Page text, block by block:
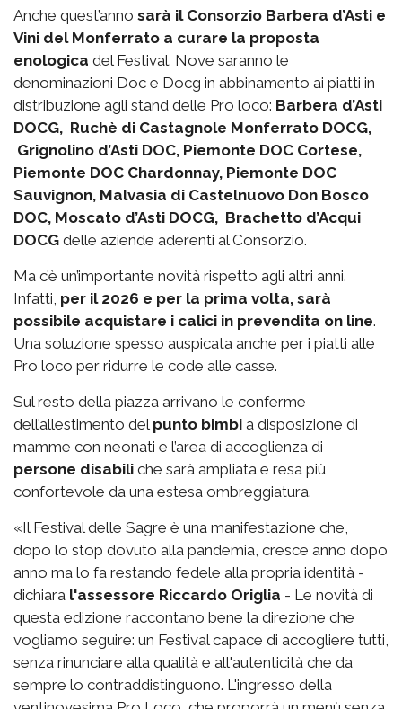
Anche quest’anno sarà il Consorzio Barbera d’Asti e
Vini del Monferrato a curare la proposta
enologica del Festival. Nove saranno le
denominazioni Doc e Docg in abbinamento ai piatti in
distribuzione agli stand delle Pro loco: Barbera d’Asti
DOCG, Ruchè di Castagnole Monferrato DOCG,
Grignolino d’Asti DOC, Piemonte DOC Cortese,
Piemonte DOC Chardonnay, Piemonte DOC
Sauvignon, Malvasia di Castelnuovo Don Bosco
DOC, Moscato d’Asti DOCG, Brachetto d’Acqui
DOCG delle aziende aderenti al Consorzio.
Ma c’è un’importante novità rispetto agli altri anni.
Infatti, per il 2026 e per la prima volta, sarà
possibile acquistare i calici in prevendita on line.
Una soluzione spesso auspicata anche per i piatti alle
Pro loco per ridurre le code alle casse.
Sul resto della piazza arrivano le conferme
dell’allestimento del punto bimbi a disposizione di
mamme con neonati e l’area di accoglienza di
persone disabili che sarà ampliata e resa più
confortevole da una estesa ombreggiatura.
«Il Festival delle Sagre è una manifestazione che,
dopo lo stop dovuto alla pandemia, cresce anno dopo
anno ma lo fa restando fedele alla propria identità -
dichiara l'assessore Riccardo Origlia - Le novità di
questa edizione raccontano bene la direzione che
vogliamo seguire: un Festival capace di accogliere tutti,
senza rinunciare alla qualità e all'autenticità che da
sempre lo contraddistinguono. L'ingresso della